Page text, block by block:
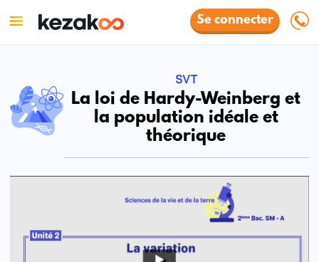
Se connecter
SVT
La loi de Hardy-Weinberg et
la population idéale et
théorique